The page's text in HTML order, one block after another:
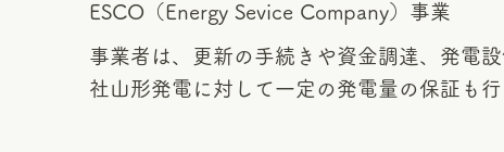
ESCO（Energy Sevice Company）事業
事業者は、更新の手続きや資金調達、発電
社山形発電に対して一定の発電量の保証も行